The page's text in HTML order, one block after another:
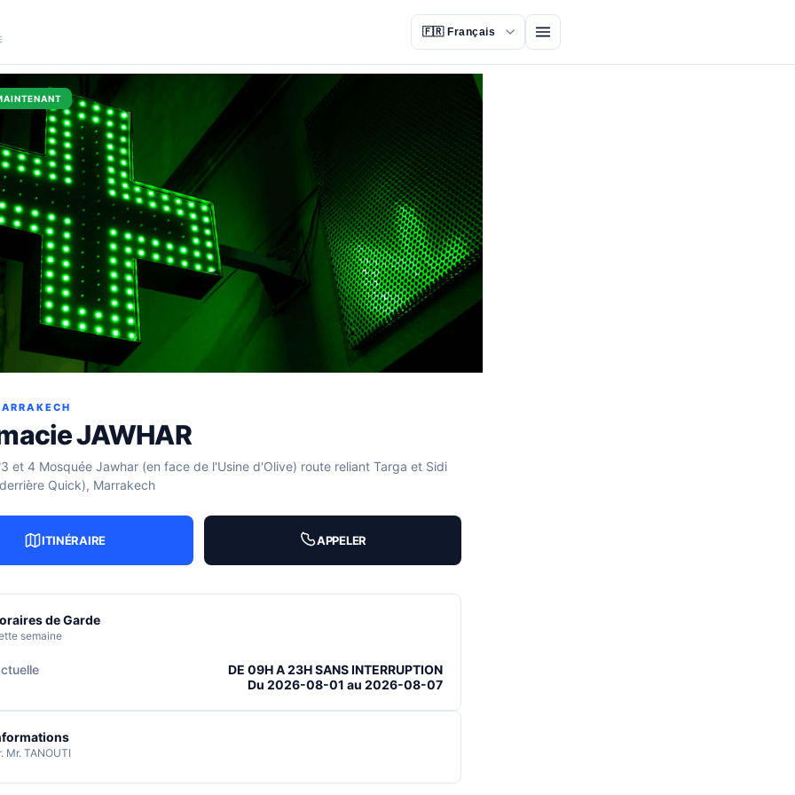
Ouvrir le menu
JAWHAR
et 4 Mosquée Jawhar (en face de l'Usine d'Olive) route reliant Targa et Sidi
Quick), Marrakech
ITINÉRAIRE APPELER
de Garde
semaine
DE 09H A 23H SANS INTERRUPTION
Du 2026-08-01 au 2026-08-07
Mr. TANOUTI